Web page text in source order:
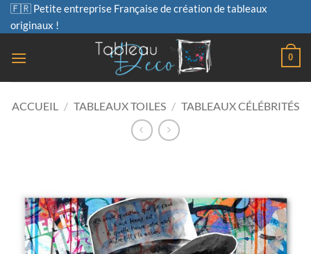
Passer
au
🇫🇷 Petite entreprise Française de création de tableaux
originaux !
0
ACCUEIL / TABLEAUX TOILES / TABLEAUX CÉLÉBRITÉS